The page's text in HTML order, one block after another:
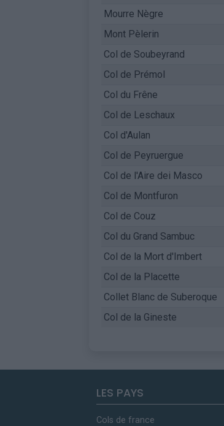
Mourre Nègre
Mont Pèlerin
Col de Soubeyrand
Col de Prémol
Col du Frêne
Col de Leschaux
Col d'Aulan
Col de Peyruergue
Col de l'Aire dei Masco
Col de Montfuron
Col de Couz
Col du Grand Sambuc
Col de la Mort d'Imbert
Col de la Placette
Collet Blanc de Suberoque
Col de la Gineste
LES PAYS
Cols de france